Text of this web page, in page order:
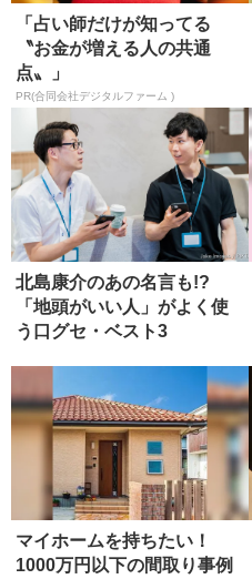
「占い師だけが知ってる
〝お金が増える人の共通
点〟」
PR(合同会社デジタルファーム )
北島康介のあの名言も!?
「地頭がいい人」がよく使
う口グセ・ベスト3
マイホームを持ちたい！
1000万円以下の間取り事例